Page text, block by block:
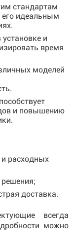
стандартам
его идеальным
и
время
моделей
и повышению
расходных
доставка.
всегда
можно